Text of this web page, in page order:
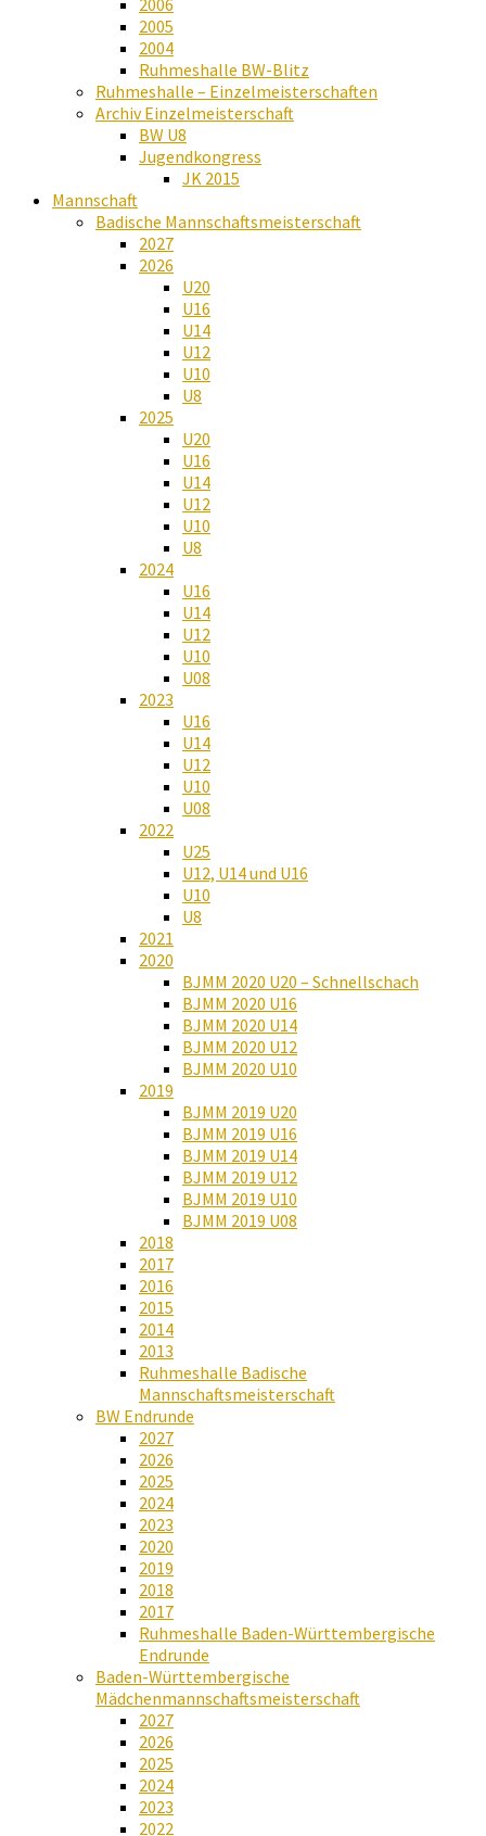
2006
2005
2004
Ruhmeshalle BW-Blitz
Ruhmeshalle – Einzelmeisterschaften
Archiv Einzelmeisterschaft
BW U8
Jugendkongress
JK 2015
Mannschaft
Badische Mannschaftsmeisterschaft
2027
2026
U20
U16
U14
U12
U10
U8
2025
U20
U16
U14
U12
U10
U8
2024
U16
U14
U12
U10
U08
2023
U16
U14
U12
U10
U08
2022
U25
U12, U14 und U16
U10
U8
2021
2020
BJMM 2020 U20 – Schnellschach
BJMM 2020 U16
BJMM 2020 U14
BJMM 2020 U12
BJMM 2020 U10
2019
BJMM 2019 U20
BJMM 2019 U16
BJMM 2019 U14
BJMM 2019 U12
BJMM 2019 U10
BJMM 2019 U08
2018
2017
2016
2015
2014
2013
Ruhmeshalle Badische
Mannschaftsmeisterschaft
BW Endrunde
2027
2026
2025
2024
2023
2020
2019
2018
2017
Ruhmeshalle Baden-Württembergische
Endrunde
Baden-Württembergische
Mädchenmannschaftsmeisterschaft
2027
2026
2025
2024
2023
2022